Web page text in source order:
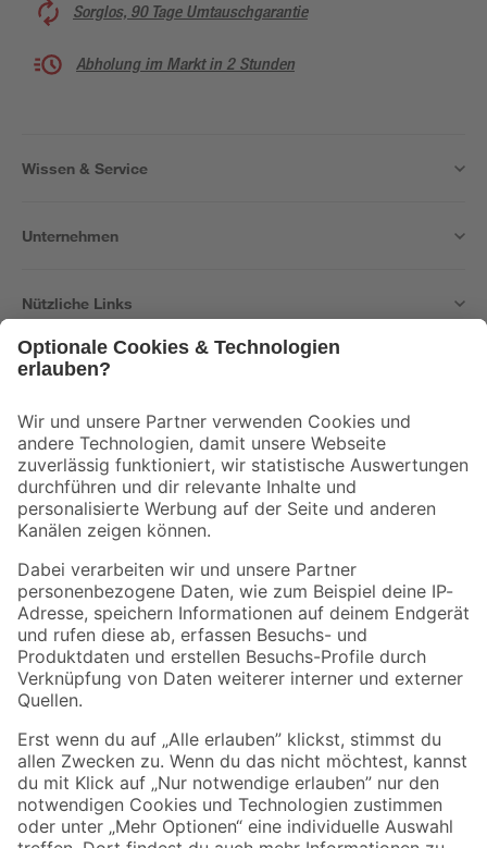
Sorglos, 90 Tage Umtauschgarantie
Abholung im Markt in 2 Stunden
Wissen & Service
Unternehmen
Nützliche Links
Der toom Newsletter: Keine Angebote und Aktionen mehr verpassen!
Zur Newsletter Anmeldung
Folge uns
Zahlungsarten Versandarten
Sicher einkaufen
Jetzt die toom-App herunterladen